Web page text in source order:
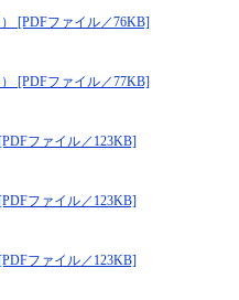
[PDFファイル／76KB]
[PDFファイル／77KB]
ファイル／123KB]
ファイル／123KB]
ファイル／123KB]